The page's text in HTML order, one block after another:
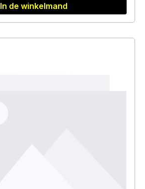
In de winkelmand